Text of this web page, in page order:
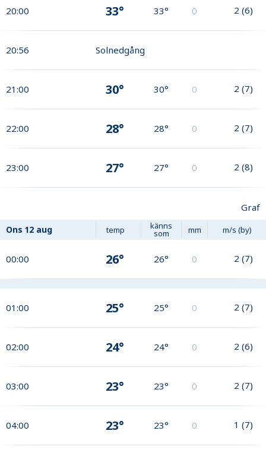
20:00 33° 33° 0 2 (6)
20:56 Solnedgång
21:00 30° 30° 0 2 (7)
22:00 28° 28° 0 2 (7)
23:00 27° 27° 0 2 (8)
Graf
Ons 12 aug temp känns
som mm m/s (by)
00:00 26° 26° 0 2 (7)
01:00 25° 25° 0 2 (7)
02:00 24° 24° 0 2 (6)
03:00 23° 23° 0 2 (7)
04:00 23° 23° 0 1 (7)